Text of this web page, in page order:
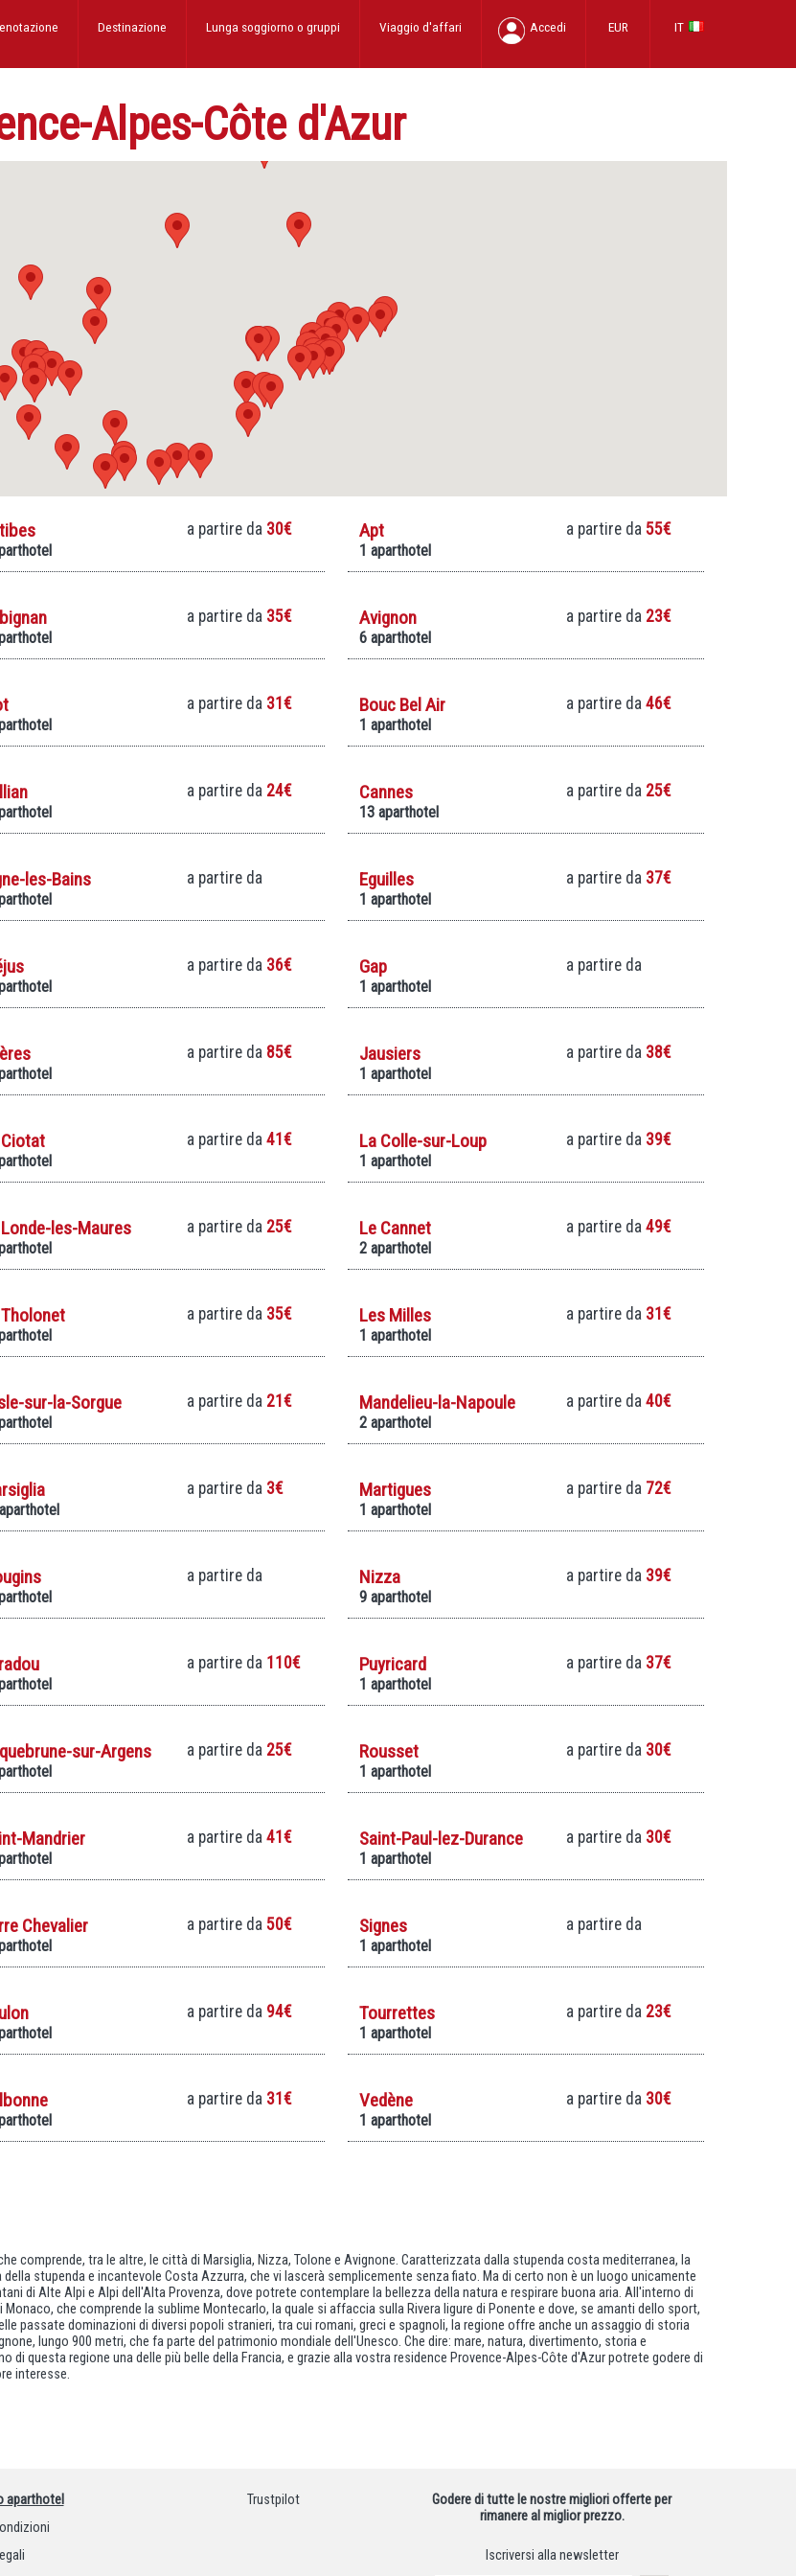
IT
EUR
Accedi
Viaggio d'affari
Lunga soggiorno o gruppi
Destinazione
Alpes-Côte d'Azur
a partire da30€ Apt
1 aparthotel
a partire da55€
a partire da35€ Avignon
6 aparthotel
a partire da23€
a partire da31€ Bouc Bel Air
1 aparthotel
a partire da46€
a partire da24€ Cannes
13 aparthotel
a partire da25€
les-Bains a partire da Eguilles
1 aparthotel
a partire da37€
a partire da36€ Gap
1 aparthotel
a partire da
a partire da85€ Jausiers
1 aparthotel
a partire da38€
a partire da41€ La Colle-sur-Loup
1 aparthotel
a partire da39€
les-Maures a partire da25€ Le Cannet
2 aparthotel
a partire da49€
a partire da35€ Les Milles
1 aparthotel
a partire da31€
sur-la-Sorgue a partire da21€ Mandelieu-la-Napoule
2 aparthotel
a partire da40€
a partire da3€ Martigues
1 aparthotel
a partire da72€
a partire da Nizza
9 aparthotel
a partire da39€
a partire da110€ Puyricard
1 aparthotel
a partire da37€
sur-Argens a partire da25€ Rousset
1 aparthotel
a partire da30€
Mandrier a partire da41€ Saint-Paul-lez-Durance
1 aparthotel
a partire da30€
Chevalier a partire da50€ Signes
1 aparthotel
a partire da
a partire da94€ Tourrettes
1 aparthotel
a partire da23€
a partire da31€ Vedène
1 aparthotel
a partire da30€
comprende, tra le altre, le città di Marsiglia, Nizza, Tolone e Avignone. Caratterizzata dalla stupenda costa mediterranea, la
stupenda e incantevole Costa Azzurra, che vi lascerà semplicemente senza fiato. Ma di certo non è un luogo unicamente
di Alte Alpi e Alpi dell'Alta Provenza, dove potrete contemplare la bellezza della natura e respirare buona aria. All'interno di
che comprende la sublime Montecarlo, la quale si affaccia sulla Rivera ligure di Ponente e dove, se amanti dello sport,
passate dominazioni di diversi popoli stranieri, tra cui romani, greci e spagnoli, la regione offre anche un assaggio di storia
lungo 900 metri, che fa parte del patrimonio mondiale dell'Unesco. Che dire: mare, natura, divertimento, storia e
questa regione una delle più belle della Francia, e grazie alla vostra residence Provence-Alpes-Côte d'Azur potrete godere di
interesse.
aparthotel
Trustpilot
Godere di tutte le nostre migliori offerte per
rimanere al miglior prezzo.
Iscriversi alla newsletter